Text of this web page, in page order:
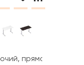
модуль
прямолинейный